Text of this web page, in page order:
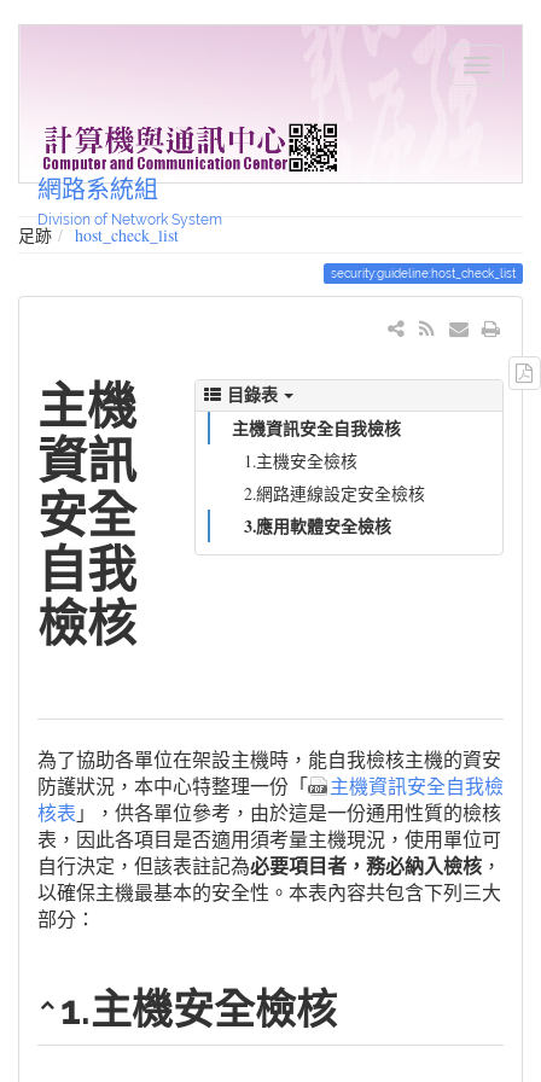
網路系統組
Division of Network System
足跡 host_check_list
security:guideline:host_check_list
目錄表
主機資訊安全自我檢核
1.主機安全檢核
2.網路連線設定安全檢核
3.應用軟體安全檢核
主機
資訊
安全
自我
檢核
為了協助各單位在架設主機時，能自我檢核主機的資安
防護狀況，本中心特整理一份「
主機資訊安全自我檢
核表 」，供各單位參考，由於這是一份通用性質的檢核
表，因此各項目是否適用須考量主機現況，使用單位可
自行決定，但該表註記為必要項目者，務必納入檢核 ，
以確保主機最基本的安全性。本表內容共包含下列三大
部分：
1.主機安全檢核